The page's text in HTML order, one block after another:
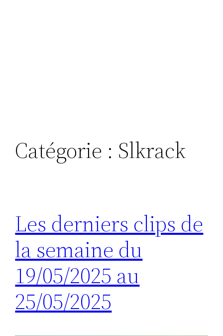
Catégorie : Slkrack
Les derniers clips de
la semaine du
19/05/2025 au
25/05/2025